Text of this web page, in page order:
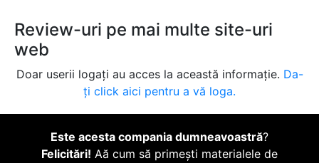
Review-uri pe mai multe site-uri
web
Doar userii logați au acces la această informație. Da-
ți click aici pentru a vă loga.
Este acesta compania dumneavoastră?
Felicitări! Aă cum să primești materialele de